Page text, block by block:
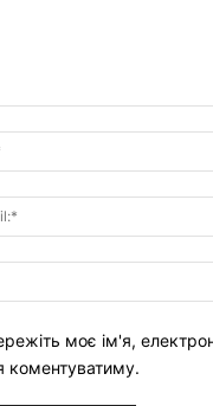
моє ім'я,
коментуватиму.